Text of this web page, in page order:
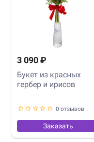
3 090 ₽
Букет из красных
гербер и ирисов
0 отзывов
Заказать